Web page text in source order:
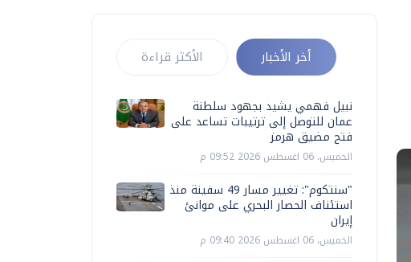
أخر الأخبار الأكثر قراءة
نبيل فهمي يشيد بجهود سلطنة
عمان للتوصل إلى ترتيبات تساعد على
فتح مضيق هرمز
الخميس، 06 اغسطس 2026 09:52 م
"سنتكوم": تغيير مسار 49 سفينة منذ
استئناف الحصار البحري على موانئ
إيران
الخميس، 06 اغسطس 2026 09:40 م